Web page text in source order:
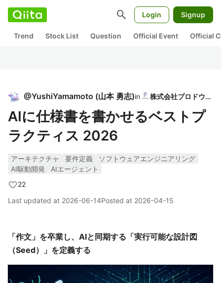
search Login Signup
Trend Stock List Question Official Event Official
@YushiYamamoto (山本 勇志)in 株式会社プロドウガ
AIに仕様書を書かせるベストプ
ラクティス 2026
アーキテクチャ 要件定義
ソフトウェアエンジニアリング
AI駆動開発
AIエージェント
22
Last updated at 2026-06-14Posted at 2026-04-15
「作文」を卒業し、AIと同期する「実行可能な設計図
（Seed）」を定義する